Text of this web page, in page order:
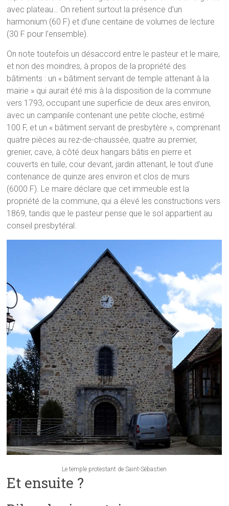
avec plateau… On retient surtout la présence d’un
harmonium (60 F) et d’une centaine de volumes de lecture
(30 F pour l’ensemble).
On note toutefois un désaccord entre le pasteur et le maire,
et non des moindres, à propos de la propriété des
bâtiments : un « bâtiment servant de temple attenant à la
mairie » qui aurait été mis à la disposition de la commune
vers 1793, occupant une superficie de deux ares environ,
avec un campanile contenant une petite cloche, estimé
100 F, et un « bâtiment servant de presbytère », comprenant
quatre pièces au rez-de-chaussée, quatre au premier,
grenier, cave, à côté deux hangars bâtis en pierre et
couverts en tuile, cour devant, jardin attenant, le tout d’une
contenance de quinze ares environ et clos de murs
(6000 F). Le maire déclare que cet immeuble est la
propriété de la commune, qui a élevé les constructions vers
1869, tandis que le pasteur pense que le sol appartient au
conseil presbytéral.
Le temple protestant de Saint-Sébastien
Et ensuite ?